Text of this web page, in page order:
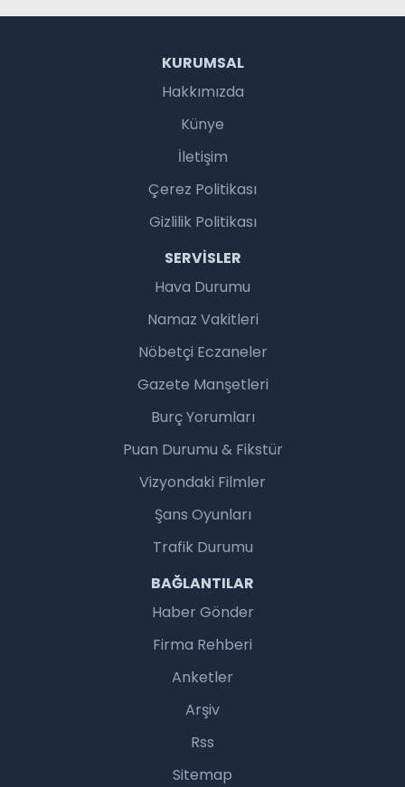
KURUMSAL
Hakkımızda
Künye
İletişim
Çerez Politikası
Gizlilik Politikası
SERVISLER
Hava Durumu
Namaz Vakitleri
Nöbetçi Eczaneler
Gazete Manşetleri
Burç Yorumları
Puan Durumu & Fikstür
Vizyondaki Filmler
Şans Oyunları
Trafik Durumu
BAĞLANTILAR
Haber Gönder
Firma Rehberi
Anketler
Arşiv
Rss
Sitemap